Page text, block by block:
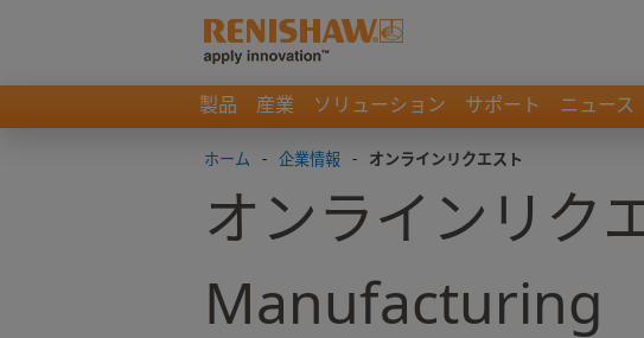
製品 産業 ソリューション サポート ニュース
ホーム - 企業情報 - オンラインリクエスト
オンラインリク
Manufacturing